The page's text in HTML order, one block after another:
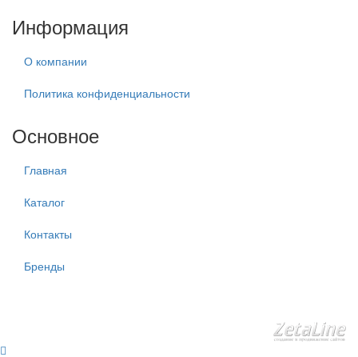
Информация
О компании
Политика конфиденциальности
Основное
Главная
Каталог
Контакты
Бренды